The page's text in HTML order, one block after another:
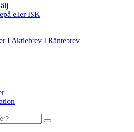
eller ISK
I Aktiebrev I Räntebrev